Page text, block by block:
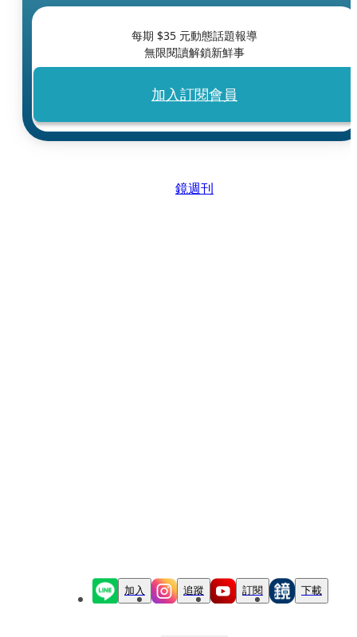
每期 $35 元動態話題報導
無限閱讀解鎖新鮮事
加入訂閱會員
鏡週刊
加入 追蹤 訂閱 下載